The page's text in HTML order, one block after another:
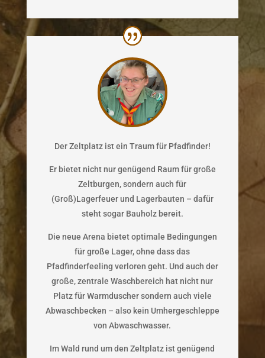
Der Zeltplatz ist ein Traum für Pfadfinder!
Er bietet nicht nur genügend Raum für große
Zeltburgen, sondern auch für
(Groß)Lagerfeuer und Lagerbauten – dafür
steht sogar Bauholz bereit.
Die neue Arena bietet optimale Bedingungen
für große Lager, ohne dass das
Pfadfinderfeeling verloren geht. Und auch der
große, zentrale Waschbereich hat nicht nur
Platz für Warmduscher sondern auch viele
Abwaschbecken – also kein Umhergeschleppe
von Abwaschwasser.
Im Wald rund um den Zeltplatz ist genügend